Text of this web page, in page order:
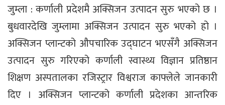
जुम्ला : कर्णाली प्रदेशमै अक्सिजन उत्पादन सुरु भएको छ ।
बुधवारदेखि जुम्लामा अक्सिजन उत्पादन सुरु भएको हो ।
अक्सिजन प्लान्टको औपचारिक उद्घाटन भएसँगै अक्सिजन
उत्पादन सुरु गरिएको कर्णाली स्वास्थ्य विज्ञान प्रतिष्ठान
शिक्षण अस्पतालका रजिस्ट्रार विश्वराज काफ्लेले जानकारी
दिए । अक्सिजन प्लान्टको कर्णाली प्रदेशका आन्तरिक